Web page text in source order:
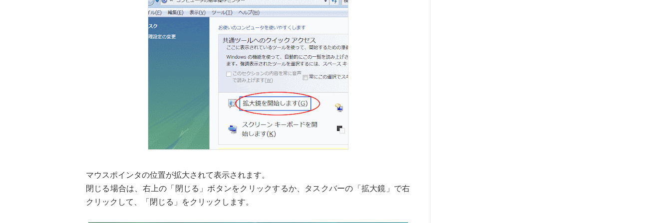
マウスポインタの位置が拡大されて表示されます。
閉じる場合は、右上の「閉じる」ボタンをクリックするか、タスクバーの「拡大鏡」で右
クリックして、「閉じる」をクリックします。